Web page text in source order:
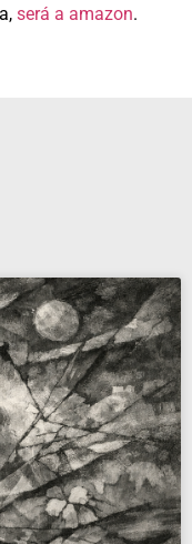
será a amazon.